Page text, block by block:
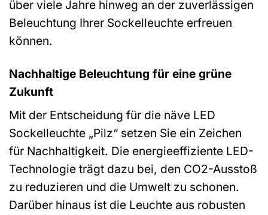
über viele Jahre hinweg an der zuverlässigen
Beleuchtung Ihrer Sockelleuchte erfreuen
können.
Nachhaltige Beleuchtung für eine grüne
Zukunft
Mit der Entscheidung für die näve LED
Sockelleuchte „Pilz“ setzen Sie ein Zeichen
für Nachhaltigkeit. Die energieeffiziente LED-
Technologie trägt dazu bei, den CO2-Ausstoß
zu reduzieren und die Umwelt zu schonen.
Darüber hinaus ist die Leuchte aus robusten